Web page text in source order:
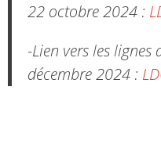
22 octobre 2024 :
-Lien vers les lignes
décembre 2024 :